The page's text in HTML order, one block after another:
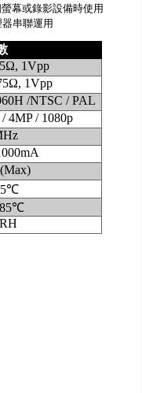
幕或錄影設備時使用
串聯運用
1Vpp
1Vpp
/NTSC / PAL
4MP / 1080p
85℃